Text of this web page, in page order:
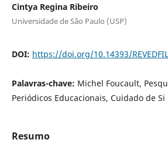
Cintya Regina Ribeiro
Universidade de São Paulo (USP)
DOI: https://doi.org/10.14393/
Palavras-chave: Michel Foucault,
Periódicos Educacionais, Cuidado de Si
Resumo